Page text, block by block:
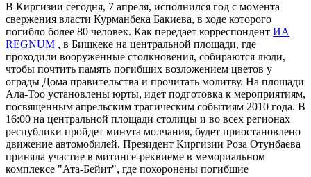
В Киргизии сегодня, 7 апреля, исполнился год с момента
свержения власти Курманбека Бакиева, в ходе которого
погибло более 80 человек. Как передает корреспондент ИА
REGNUM , в Бишкеке на центральной площади, где
проходили вооруженные столкновения, собираются люди,
чтобы почтить память погибших возложением цветов у
ограды Дома правительства и прочитать молитву. На площади
Ала-Тоо установлены юрты, идет подготовка к мероприятиям,
посвященным апрельским трагическим событиям 2010 года. В
16:00 на центральной площади столицы и во всех регионах
республики пройдет минута молчания, будет приостановлено
движение автомобилей. Президент Киргизии Роза Отунбаева
приняла участие в митинге-реквиеме в мемориальном
комплексе "Ата-Бейит", где похоронены погибшие